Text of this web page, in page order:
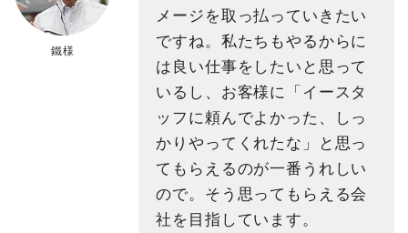
鐵様
メージを取っ払っていきたい
ですね。私たちもやるからに
は良い仕事をしたいと思って
いるし、お客様に「イースタ
ッフに頼んでよかった、しっ
かりやってくれたな」と思っ
てもらえるのが一番うれしい
ので。そう思ってもらえる会
社を目指しています。